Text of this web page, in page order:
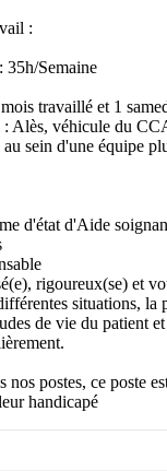
:
35h/Semaine
travaillé et 1
: Alès, véhicule du
sein d'une équipe
d'état d'Aide
rigoureux(se) et
situations, la
de vie du patient
postes, ce poste
handicapé